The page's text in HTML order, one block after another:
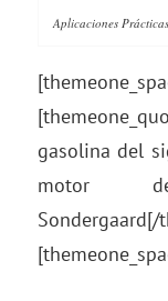
Aplicaciones
gasolina del
motor
Sondergaard[/